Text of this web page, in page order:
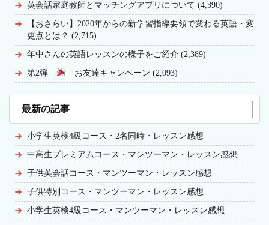
英会話家庭教師とマッチングアプリについて (4,390)
【おさらい】2020年からの新学習指導要領で変わる英語・変
更点とは？ (2,715)
年中さんの英語レッスンの様子をご紹介 (2,389)
第2弾 お友達キャンペーン (2,093)
最新の記事
小学生英検4級コース・2名同時・レッスン感想
中高生プレミアムコース・マンツーマン・レッスン感想
子供英会話コース・マンツーマン・レッスン感想
子供特別コース・マンツーマン・レッスン感想
小学生英検4級コース・マンツーマン・レッスン感想